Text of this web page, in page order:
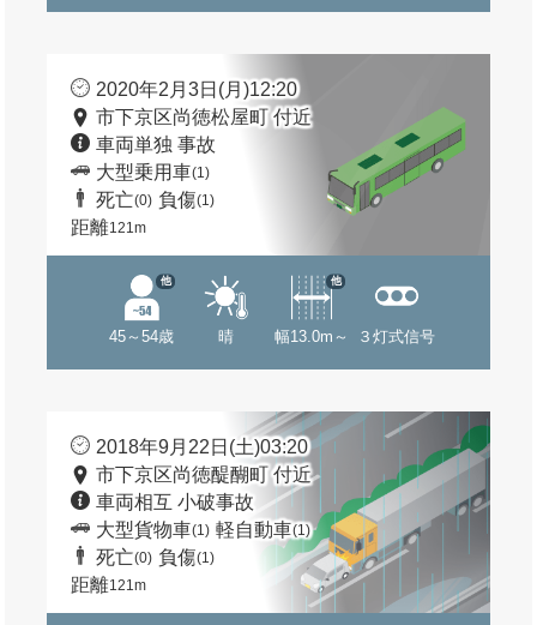
2020年2月3日(月)12:20
市下京区尚徳松屋町 付近
車両単独 事故
大型乗用車(1)
死亡(0) 負傷(1)
距離121m
45～54歳
他
晴 幅13.0m～
他
３灯式信号
2018年9月22日(土)03:20
市下京区尚徳醍醐町 付近
車両相互 小破事故
大型貨物車(1) 軽自動車(1)
死亡(0) 負傷(1)
距離121m